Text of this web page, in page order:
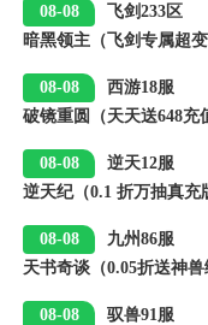
08-08
00:05
飞剑233区
暗黑领主（飞剑专属超变
08-08
00:05
西游18服
破镜重圆（天天送648充
08-08
00:05
逆天12服
逆天纪（0.1 折万抽真充
08-08
00:05
九州86服
天书奇谈（0.05折送神兽
08-08
驭兽91服